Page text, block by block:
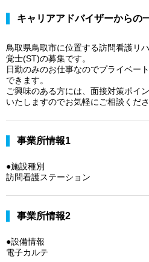
キャリアアドバイザーからの
鳥取県鳥取市に位置する訪問看護リ
覚士(ST)の募集です。
日勤のみのお仕事なのでプライベー
できます。
ご興味のある方には、面接対策ポイ
いたしますのでお気軽にご相談くださ
事業所情報1
●施設種別
訪問看護ステーション
事業所情報2
●設備情報
電子カルテ